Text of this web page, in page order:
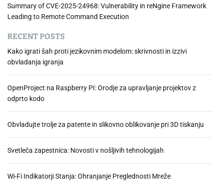
Summary of CVE-2025-24968: Vulnerability in reNgine Framework
Leading to Remote Command Execution
RECENT POSTS
Kako igrati šah proti jezikovnim modelom: skrivnosti in izzivi
obvladanja igranja
OpenProject na Raspberry PI: Orodje za upravljanje projektov z
odprto kodo
Obvladujte trolje za patente in slikovno oblikovanje pri 3D tiskanju
Svetleča zapestnica: Novosti v nošljivih tehnologijah
Wi-Fi Indikatorji Stanja: Ohranjanje Preglednosti Mreže